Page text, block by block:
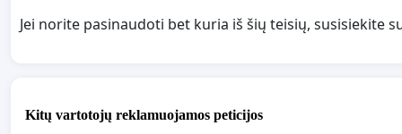
Jei norite pasinaudoti bet kuria iš šių teisių, susisiekite
Kitų vartotojų reklamuojamos peticijos